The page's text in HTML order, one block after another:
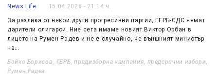
News Life 15.04.2026 - 21:14 ч.
За разлика от някои други прогресивни партии, ГЕРБ-СДС нямат
дарители олигарси. Ние сега имаме новият Виктор Орбан в
лицето на Румен Радев и не е случайно, че външният министър
на…
Бойко Борисов, ГЕРБ,предизборна кампания, предсрочни избори,
Румен Радев